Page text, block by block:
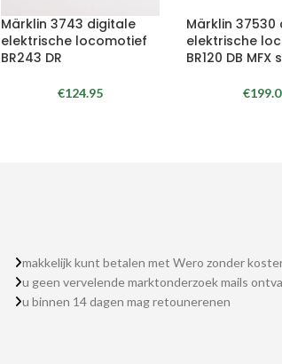
Märklin 3743 digitale
elektrische locomotief
BR243 DR
€124.95
Märklin
elektrische
BR120 DB MFX
€
makkelijk kunt betalen met Wero zonder
u geen vervelende marktonderzoek mails
u binnen 14 dagen mag retounerenen